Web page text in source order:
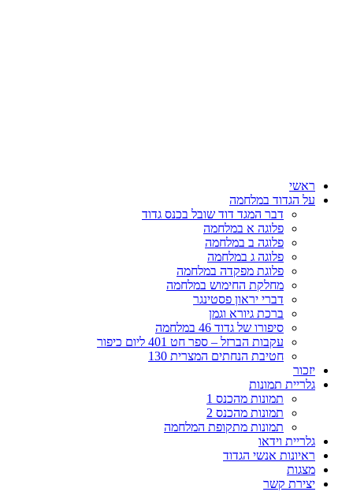
ראשי
על הגדוד במלחמה
דבר המגד דוד שובל בכנס גדוד
פלוגה א במלחמה
פלוגה ב במלחמה
פלוגה ג במלחמה
פלוגת מפקדה במלחמה
מחלקת החימוש במלחמה
דברי יראון פסטינגר
ברכת גיורא וגמן
סיפורו של גדוד 46 במלחמה
עקבות הברזל – ספר חט 401 ליום כיפור
חטיבת הנחתים המצרית 130
יזכור
גלריית תמונות
תמונות מהכנס 1
תמונות מהכנס 2
תמונות מתקופת המלחמה
גלריית וידאו
ראיונות אנשי הגדוד
מצגות
יצירת קשר